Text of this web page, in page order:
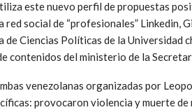
este nuevo perfil de propuestas
red social de “profesionales” Linkedin,
de Ciencias Políticas de la Universidad
contenidos del ministerio de la
venezolanas organizadas por
provocaron violencia y muerte de